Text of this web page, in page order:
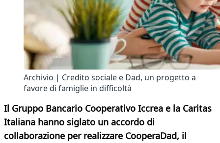
Archivio | Credito sociale e Dad, un progetto a
favore di famiglie in difficoltà
Il Gruppo Bancario Cooperativo Iccrea e la Caritas
Italiana hanno siglato un accordo di
collaborazione per realizzare CooperaDad, il